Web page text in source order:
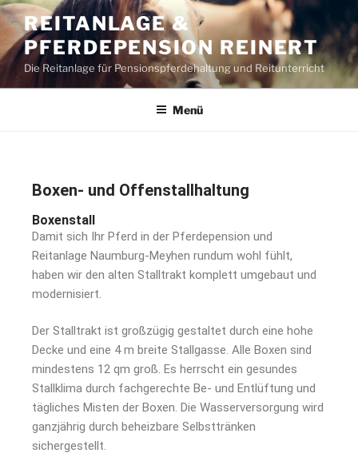
REITANLAGE &
PFERDEPENSION REINERT
Die Reitanlage für Pensionspferdehaltung und Reitunterricht
Menü
Boxen- und Offenstallhaltung
Boxenstall
Damit sich Ihr Pferd in der Pferdepension und
Reitanlage Naumburg-Meyhen rundum wohl fühlt,
haben wir den alten Stalltrakt komplett umgebaut und
modernisiert.
Der Stalltrakt ist großzügig gestaltet durch eine hohe
Decke und eine 4 m breite Stallgasse. Alle Boxen sind
mindestens 12 qm groß. Es herrscht ein gesundes
Stallklima durch fachgerechte Be- und Entlüftung und
tägliches Misten der Boxen. Die Wasserversorgung wird
ganzjährig durch beheizbare Selbsttränken
sichergestellt.